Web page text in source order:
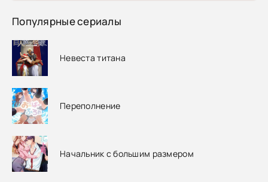
Популярные сериалы
Невеста титана
Переполнение
Начальник с большим размером